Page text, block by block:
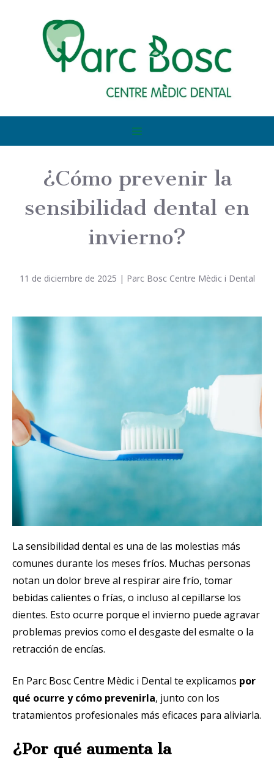
¿Cómo prevenir la
sensibilidad dental en
invierno?
11 de diciembre de 2025 | Parc Bosc Centre Mèdic i Dental
La sensibilidad dental es una de las molestias más
comunes durante los meses fríos. Muchas personas
notan un dolor breve al respirar aire frío, tomar
bebidas calientes o frías, o incluso al cepillarse los
dientes. Esto ocurre porque el invierno puede agravar
problemas previos como el desgaste del esmalte o la
retracción de encías.
En Parc Bosc Centre Mèdic i Dental te explicamos por
qué ocurre y cómo prevenirla, junto con los
tratamientos profesionales más eficaces para aliviarla.
¿Por qué aumenta la